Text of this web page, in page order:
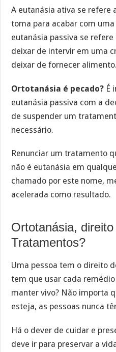
A eutanásia ativa se refere
toma para acabar com
eutanásia passiva se
deixar de intervir em uma
deixar de fornecer alimento.
Ortotanásia é pecado? É
eutanásia passiva com a
de suspender um
necessário.
Renunciar um tratamento
não é eutanásia em
chamado por este nome,
acelerada como resultado.
Ortotanásia,
Tratamentos?
Uma pessoa tem o direito
tem que usar cada
manter vivo? Não importa
esteja, as pessoas nunca
Há o dever de cuidar e
deve ir para preservar a